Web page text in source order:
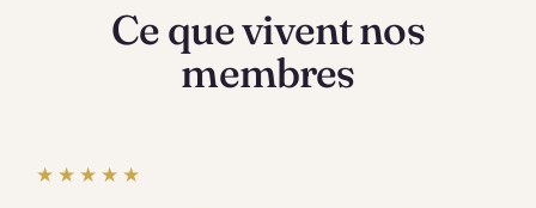
Ce que vivent nos
membres
★★★★★